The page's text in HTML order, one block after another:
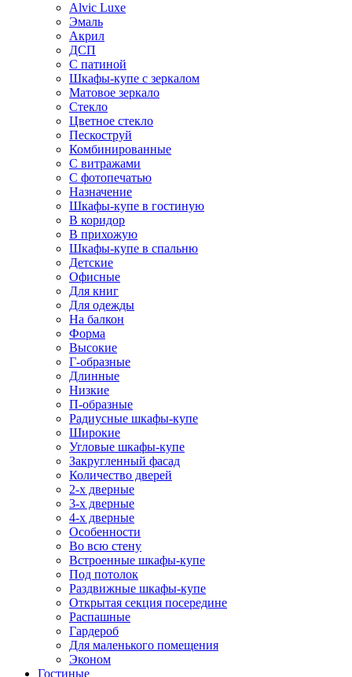
Alvic Luxe
Эмаль
Акрил
ДСП
С патиной
Шкафы-купе с зеркалом
Матовое зеркало
Стекло
Цветное стекло
Пескоструй
Комбинированные
С витражами
С фотопечатью
Назначение
Шкафы-купе в гостиную
В коридор
В прихожую
Шкафы-купе в спальню
Детские
Офисные
Для книг
Для одежды
На балкон
Форма
Высокие
Г-образные
Длинные
Низкие
П-образные
Радиусные шкафы-купе
Широкие
Угловые шкафы-купе
Закругленный фасад
Количество дверей
2-х дверные
3-х дверные
4-х дверные
Особенности
Во всю стену
Встроенные шкафы-купе
Под потолок
Раздвижные шкафы-купе
Открытая секция посередине
Распашные
Гардероб
Для маленького помещения
Эконом
Гостиные